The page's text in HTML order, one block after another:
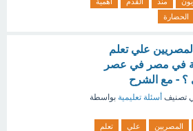
الحضارة
علي تعلم
في مصر في عصر
؟ - مع الشرح
تصنيف أسئلة تعليمية بواسطة
المصريين علي
تعلم